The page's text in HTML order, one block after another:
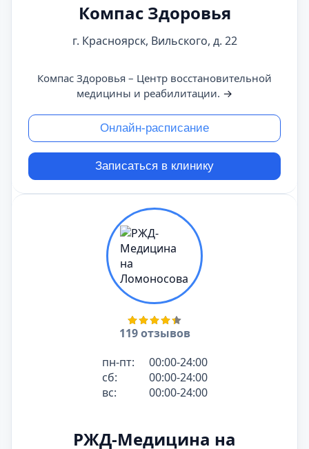
Компас Здоровья
г. Красноярск, Вильского, д. 22
Компас Здоровья – Центр восстановительной
медицины и реабилитации. →
Онлайн-расписание
Записаться в клинику
119 отзывов
пн-пт:
00:00-24:00
сб:
00:00-24:00
вс:
00:00-24:00
РЖД-Медицина на